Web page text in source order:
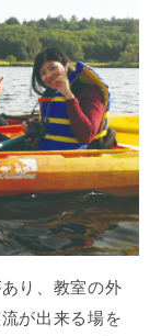
り、教室の外
が出来る場を